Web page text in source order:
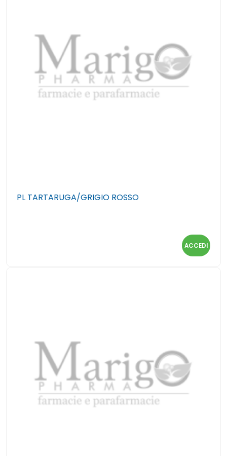
PL TARTARUGA/GRIGIO ROSSO
ACCEDI